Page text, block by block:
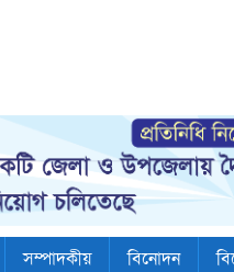
সম্পাদকীয় বিনোদন